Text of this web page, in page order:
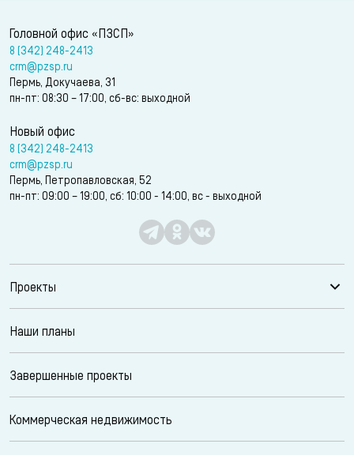
Головной офис «ПЗСП»
8 (342) 248-2413
crm@pzsp.ru
Пермь, Докучаева, 31
пн-пт: 08:30 – 17:00, сб-вс: выходной
Новый офис
8 (342) 248-2413
crm@pzsp.ru
Пермь, Петропавловская, 52
пн-пт: 09:00 – 19:00, сб: 10:00 - 14:00, вс - выходной
Проекты
Наши планы
Завершенные проекты
Коммерческая недвижимость